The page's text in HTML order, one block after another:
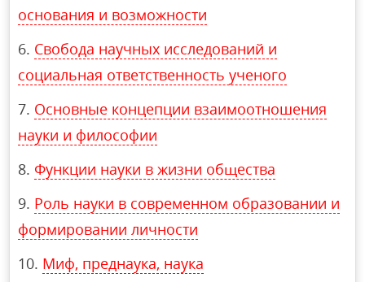
основания и возможности
Свобода научных исследований и
социальная ответственность ученого
Основные концепции взаимоотношения
науки и философии
Функции науки в жизни общества
Роль науки в современном образовании и
формировании личности
Миф, преднаука, наука